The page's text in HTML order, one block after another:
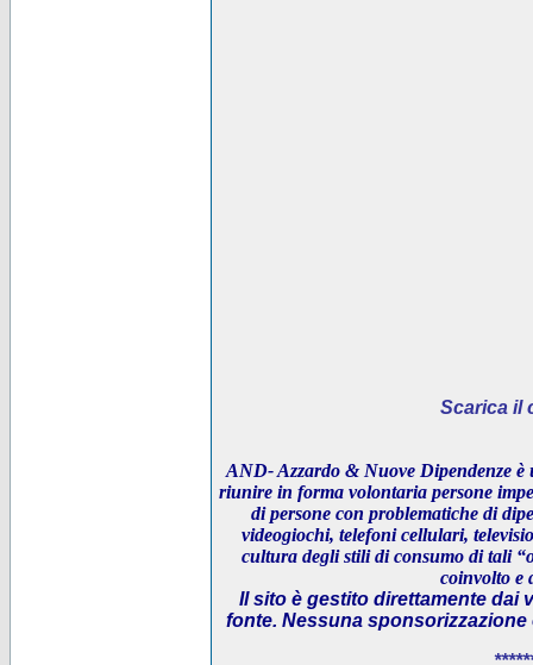
Scarica il
AND- Azzardo & Nuove Dipendenze è
riunire in forma volontaria persone
di persone con problematiche di
videogiochi, telefoni cellulari,
cultura degli stili di consumo di tali
coinvolto e
Il sito è gestito direttamente dai
fonte. Nessuna